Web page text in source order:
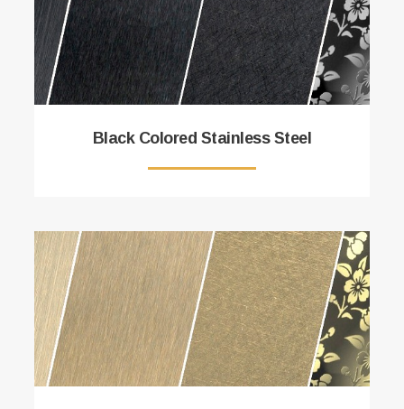
Black Colored Stainless Steel